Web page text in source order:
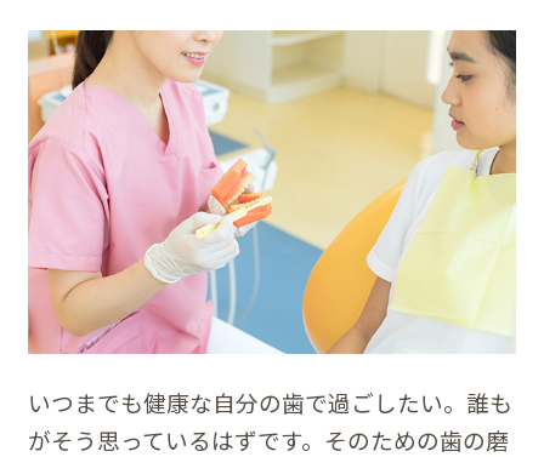
いつまでも健康な自分の歯で過ごしたい。誰も
がそう思っているはずです。そのための歯の磨